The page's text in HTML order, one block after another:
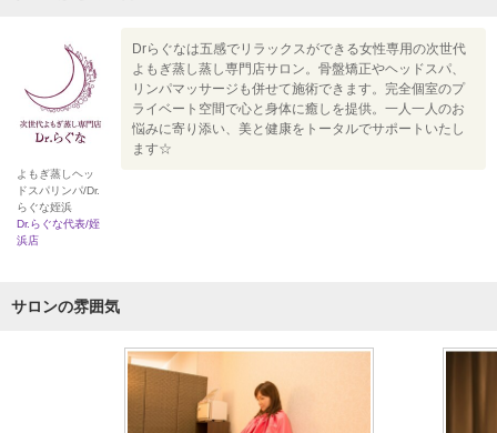
よもぎ蒸しヘッ
ドスパリンパ/Dr.
らぐな姪浜
Dr.らぐな代表/姪
浜店
Drらぐなは五感でリラックスができる女性専用の次世代
よもぎ蒸し蒸し専門店サロン。骨盤矯正やヘッドスパ、
リンパマッサージも併せて施術できます。完全個室のプ
ライベート空間で心と身体に癒しを提供。一人一人のお
悩みに寄り添い、美と健康をトータルでサポートいたし
ます☆
サロンの雰囲気